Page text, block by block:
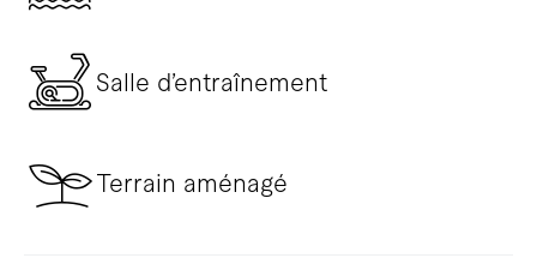
Salle d’entraînement
Terrain aménagé